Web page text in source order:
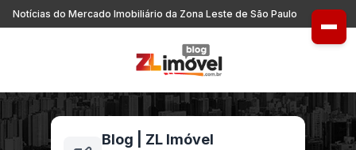
Notícias do Mercado Imobiliário da Zona Leste de São Paulo
Blog | ZL Imóvel